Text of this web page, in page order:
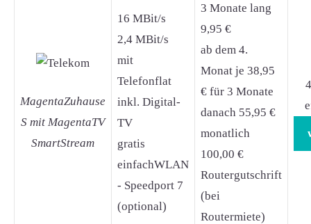
MagentaZuhause
S mit MagentaTV
SmartStream
16 MBit/s
2,4 MBit/s
mit
Telefonflat
inkl. Digital-
TV
gratis
einfachWLAN
- Speedport 7
(optional)
3 Monate lang
9,95 €
ab dem 4.
Monat je 38,95
€ für 3 Monate
danach 55,95 €
monatlich
100,00 €
Routergutschrift
(bei
Routermiete)